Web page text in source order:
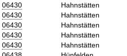
06430
Hahnstätten
06430
Hahnstätten
06430
Hahnstätten
06430
Hahnstätten
06430
Hahnstätten